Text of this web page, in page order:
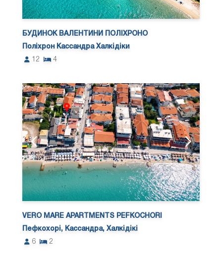
БУДИНОК ВАЛЕНТИНИ ПОЛІХРОНО
Поліхрон Кассандра Халкідіки
12
4
VERO MARE APARTMENTS PEFKOCHORI
Пефкохорі, Кассандра, Халкідікі
6
2